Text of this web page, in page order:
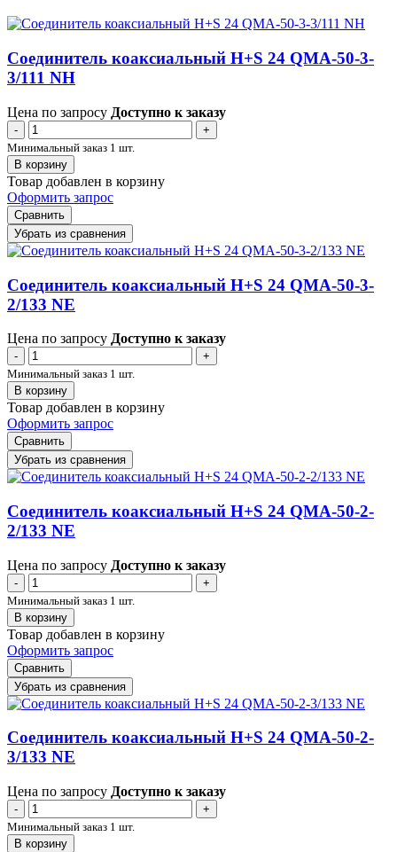
Соединитель коаксиальный H+S 24 QMA-50-3-
3/111 NH
Цена по запросу Доступно к заказу
-
+
Минимальный заказ 1 шт.
В корзину
Товар добавлен в корзину
Оформить запрос
Сравнить
Убрать из сравнения
Соединитель коаксиальный H+S 24 QMA-50-3-
2/133 NE
Цена по запросу Доступно к заказу
-
+
Минимальный заказ 1 шт.
В корзину
Товар добавлен в корзину
Оформить запрос
Сравнить
Убрать из сравнения
Соединитель коаксиальный H+S 24 QMA-50-2-
2/133 NE
Цена по запросу Доступно к заказу
-
+
Минимальный заказ 1 шт.
В корзину
Товар добавлен в корзину
Оформить запрос
Сравнить
Убрать из сравнения
Соединитель коаксиальный H+S 24 QMA-50-2-
3/133 NE
Цена по запросу Доступно к заказу
-
+
Минимальный заказ 1 шт.
В корзину